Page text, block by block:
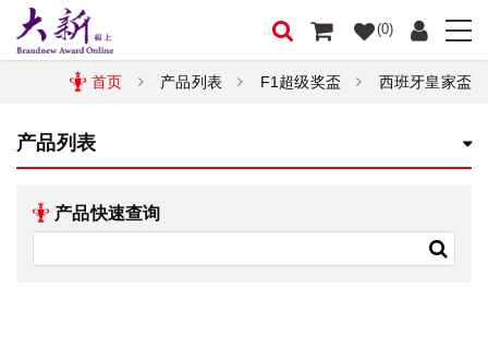
(0)
首页 产品列表 F1超级奖盃 西班牙皇家盃
产品列表
产品快速查询